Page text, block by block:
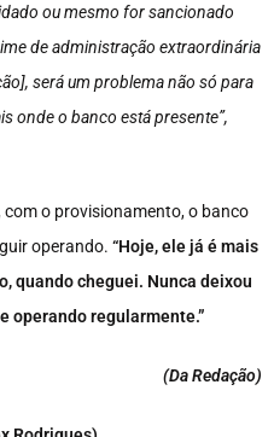
ou mesmo for sancionado
de administração extraordinária
será um problema não só para
onde o banco está presente”,
o provisionamento, o banco
operando. “Hoje, ele já é mais
quando cheguei. Nunca deixou
operando regularmente.”
(Da Redação)